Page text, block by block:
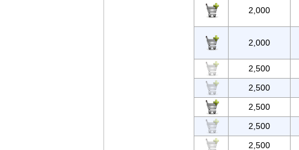
2,000
2,000
2,500
2,500
2,500
2,500
2,500